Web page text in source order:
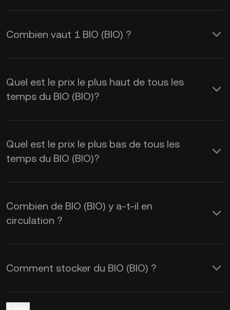
Combien vaut 1 BIO (BIO) ?
KuCoin fournit des mises à jour du prix
du USD en temps réel pour le BIO (BIO).
Le prix de BIO est affecté par l’offre et
KuCoin pour obtenir les taux de change
deBIO à USDen temps réel.
Quel est le prix le plus haut de tous les
temps du BIO (BIO)?
Quel est le prix le plus bas de tous les
temps du BIO (BIO)?
Combien de BIO (BIO) y a-t-il en
circulation ?
Comment stocker du BIO (BIO) ?